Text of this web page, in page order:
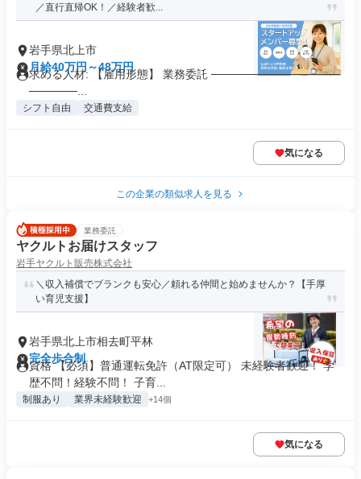
／直行直帰OK！／経験者歓...
岩手県北上市
月給40万円～48万円
求める人材: 【雇用形態】 業務委託 ────────────────
──────...
シフト自由 交通費支給
気になる
この企業の類似求人を見る
業務委託
ヤクルトお届けスタッフ
岩手ヤクルト販売株式会社
＼収入補償でブランクも安心／頼れる仲間と始めませんか？【手厚
い育児支援】
岩手県北上市相去町平林
完全歩合制
資格 【必須】普通運転免許（AT限定可） 未経験者歓迎！ 学
歴不問！経験不問！ 子育...
制服あり 業界未経験歓迎 +14個
気になる